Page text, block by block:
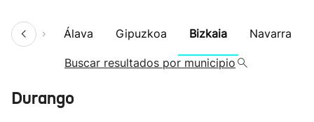
Álava Gipuzkoa Bizkaia Navarra
Buscar resultados por municipio
Durango